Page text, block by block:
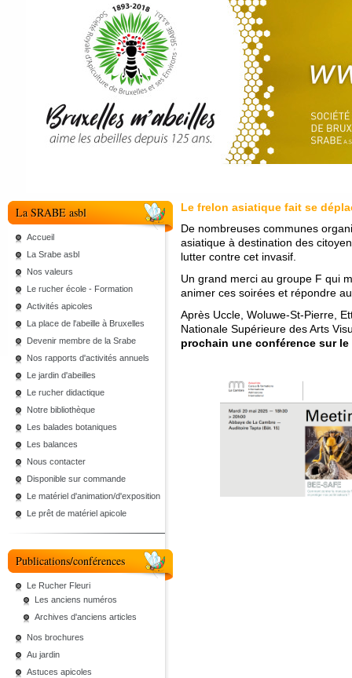
La SRABE asbl
Accueil
La Srabe asbl
Nos valeurs
Le rucher école - Formation
Activités apicoles
La place de l'abeille à Bruxelles
Devenir membre de la Srabe
Nos rapports d'activités annuels
Le jardin d'abeilles
Le rucher didactique
Notre bibliothèque
Les balades botaniques
Les balances
Nous contacter
Disponible sur commande
Le matériel d'animation/d'exposition
Le prêt de matériel apicole
Publications/conférences
Le Rucher Fleuri
Les anciens numéros
Archives d'anciens articles
Nos brochures
Au jardin
Astuces apicoles
Le frelon asiatique fait se
De nombreuses communes
asiatique à destination des
lutter contre cet invasif.
Un grand merci au groupe F qui
animer ces soirées et répondre
Après Uccle, Woluwe-St-Pierre,
Nationale Supérieure des Arts
prochain une conférence sur